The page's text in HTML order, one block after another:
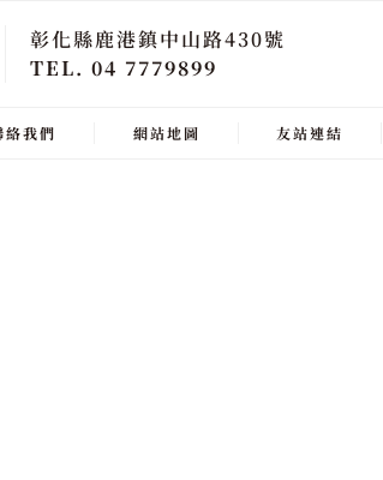
彰化縣鹿港鎮中山路430號
TEL. 04 7779899
絡我們 網站地圖 友站連結